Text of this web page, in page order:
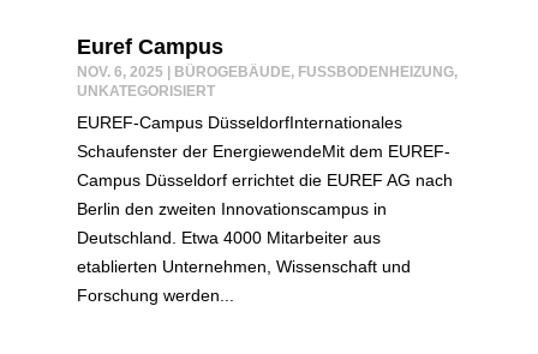
Euref Campus
NOV. 6, 2025 BÜROGEBÄUDE, FUSSBODENHEIZUNG
,
UNKATEGORISIERT
EUREF-Campus DüsseldorfInternationales
Schaufenster der EnergiewendeMit dem EUREF-
Campus Düsseldorf errichtet die EUREF AG nach
Berlin den zweiten Innovationscampus in
Deutschland. Etwa 4000 Mitarbeiter aus
etablierten Unternehmen, Wissenschaft und
Forschung werden...